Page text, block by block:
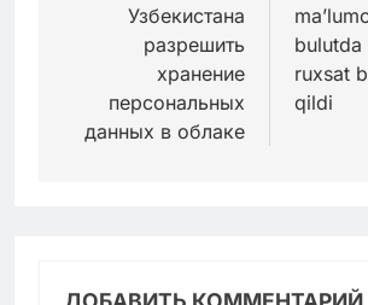
Узбекистана
разрешить
хранение
персональных
данных в облаке
bulutda
ruxsat
qildi